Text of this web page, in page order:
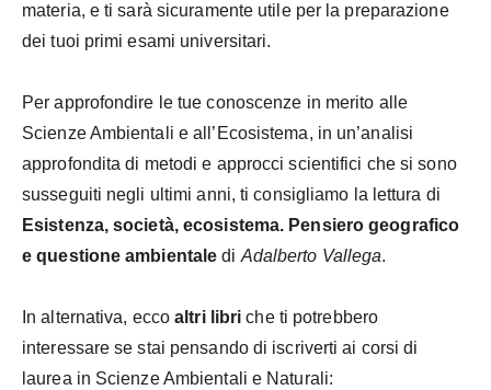
materia, e ti sarà sicuramente utile per la preparazione
dei tuoi primi esami universitari.
Per approfondire le tue conoscenze in merito alle
Scienze Ambientali e all’Ecosistema, in un’analisi
approfondita di metodi e approcci scientifici che si sono
susseguiti negli ultimi anni, ti consigliamo la lettura di
Esistenza, società, ecosistema. Pensiero geografico
e questione ambientale di Adalberto Vallega.
In alternativa, eccoaltri libri che ti potrebbero
interessare se stai pensando di iscriverti ai corsi di
laurea in Scienze Ambientali e Naturali: